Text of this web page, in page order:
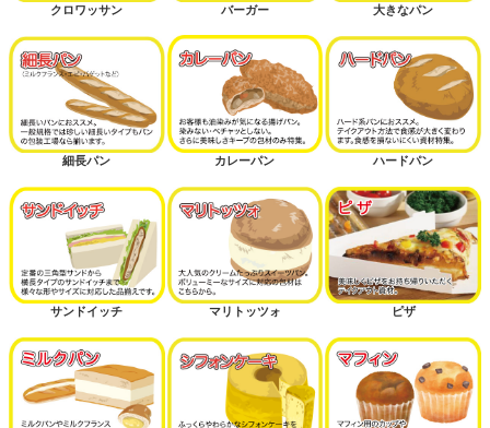
クロワッサン バーガー 大きなパン
細長パン カレーパン ハードパン
サンドイッチ マリトッツォ ピザ